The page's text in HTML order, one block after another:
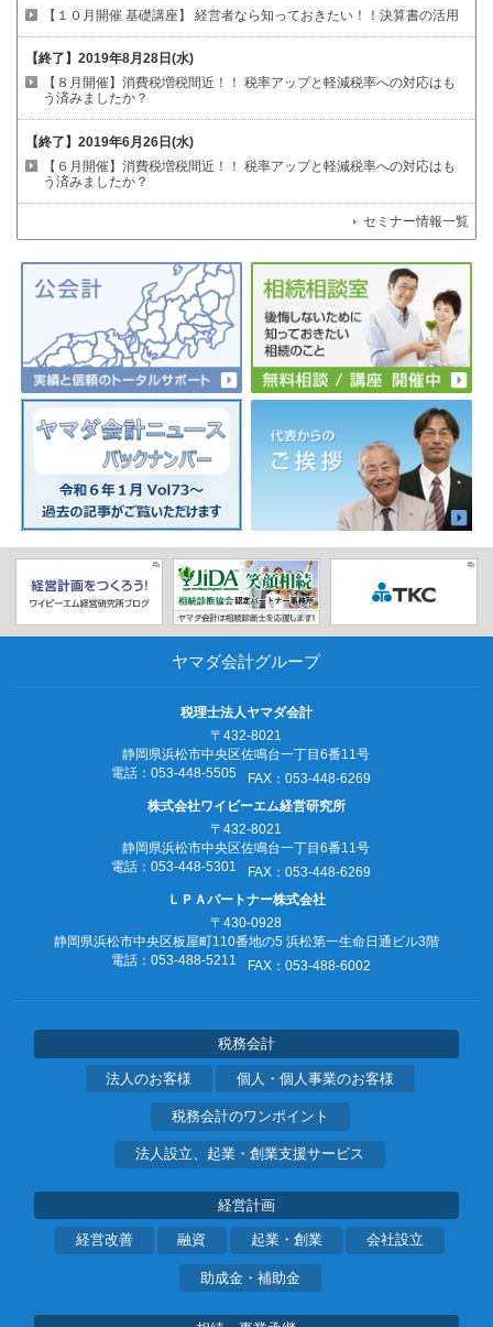
【１０月開催 基礎講座】 経営者なら知っておきたい！！決算書の活用
【終了】 2019年8月28日(水)
【８月開催】消費税増税間近！！ 税率アップと軽減税率への対応はも
う済みましたか？
【終了】 2019年6月26日(水)
【６月開催】消費税増税間近！！ 税率アップと軽減税率への対応はも
う済みましたか？
セミナー情報一覧
ヤマダ会計グループ
税理士法人ヤマダ会計
〒432-8021
静岡県浜松市中央区佐鳴台一丁目6番11号
電話：053‐448‐5505
FAX：053‐448‐6269
株式会社ワイビーエム経営研究所
〒432-8021
静岡県浜松市中央区佐鳴台一丁目6番11号
電話：053‐448‐5301
FAX：053‐448‐6269
ＬＰＡパートナー株式会社
〒430-0928
静岡県浜松市中央区板屋町110番地の5 浜松第一生命日通ビル3階
電話：053‐488‐5211
FAX：053‐488‐6002
税務会計
法人のお客様 個人・個人事業のお客様
税務会計のワンポイント
法人設立、起業・創業支援サービス
経営計画
経営改善 融資 起業・創業 会社設立
助成金・補助金